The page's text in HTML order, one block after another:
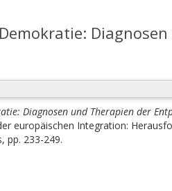
Diagnosen
Diagnosen und Therapien der
europäischen Integration:
pp. 233-249.